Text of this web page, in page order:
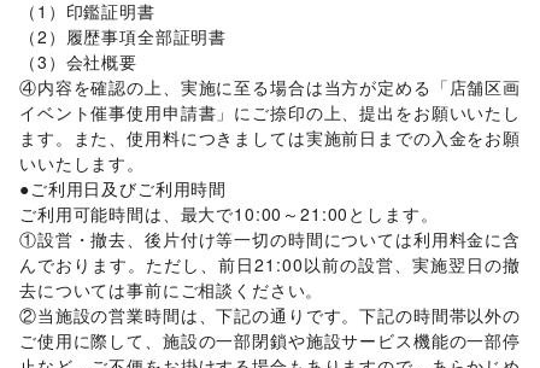
電気・ガス/ウォーターサーバー
ハウスクリーニング・家事代行
リサイクル雑貨・古本
買取査定・金券/
ギフト・プレゼント/冠婚葬祭/資格・習い事/リフォーム/
住宅（購入・賃貸） /たばこ/修理・メンテナンス/
就職・転職・求人/その他生活サービス
金融サービス
クレジットカード/保険
不動産投資/その他金融サービス
子育て・教育
ベビー用品/ ランドセル/学習教材・通信教育/
子供向け教室・レッスン /塾・家庭教師
その他子育て・教育
美容・健康・医療
ジム・フィットネス/ダイエット・健康グッズ/
（1）印鑑証明書
（2）履歴事項全部証明書
（3）会社概要
④内容を確認の上、実施に至る場合は当方が定める「店舗区画
イベント催事使用申請書」にご捺印の上、提出をお願いいたし
ます。また、使用料につきましては実施前日までの入金をお願
いいたします。
●ご利用日及びご利用時間
ご利用可能時間は、最大で10:00～21:00とします。
①設営・撤去、後片付け等一切の時間については利用料金に含
んでおります。ただし、前日21:00以前の設営、実施翌日の撤
去については事前にご相談ください。
②当施設の営業時間は、下記の通りです。下記の時間帯以外の
ご使用に際して、施設の一部閉鎖や施設サービス機能の一部停